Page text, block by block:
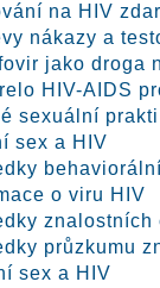
na HIV
nákazy a
jako droga
HIV-AIDS
sexuální
sex a HIV
o viru HIV
znalostních
průzkumu
sex a HIV